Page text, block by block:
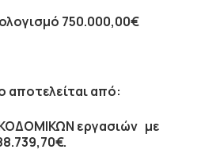
750.000,00€
αποτελείται από:
εργασιών με